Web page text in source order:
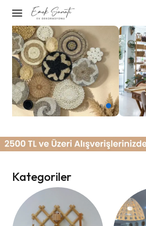
Kategoriler